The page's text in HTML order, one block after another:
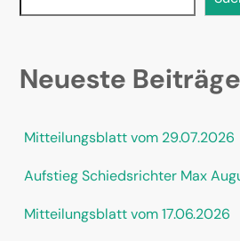
Neueste Beiträge
Mitteilungsblatt vom 29.07.2026
Aufstieg Schiedsrichter Max
Mitteilungsblatt vom 17.06.2026